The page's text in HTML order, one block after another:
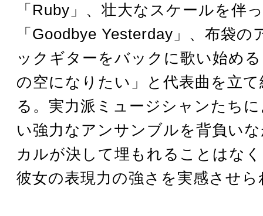
「Ruby」、壮大なスケールを伴
「Goodbye Yesterday」、布袋の
ックギターをバックに歌い始め
の空になりたい」と代表曲を立
る。実力派ミュージシャンたち
い強力なアンサンブルを背負い
カルが決して埋もれることはな
彼女の表現力の強さを実感させ